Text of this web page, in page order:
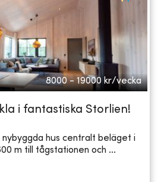
8000 - 19000 kr/vecka
i fantastiska Storlien!
nybyggda hus centralt beläget i
m till tågstationen och ...